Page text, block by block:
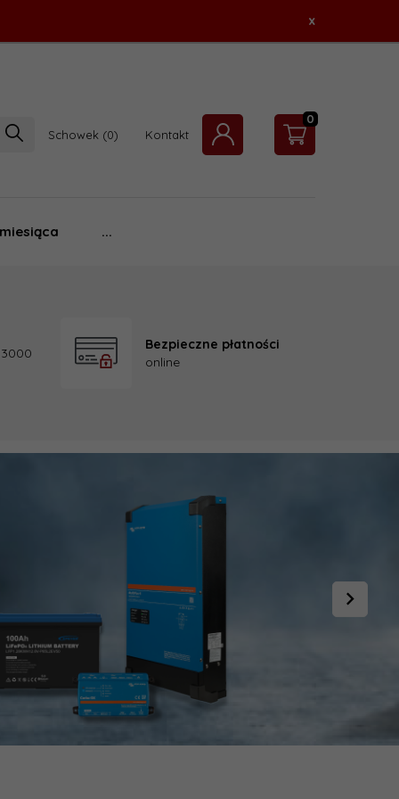
x
Schowek Kontakt
0
...
Bezpieczne płatności
online